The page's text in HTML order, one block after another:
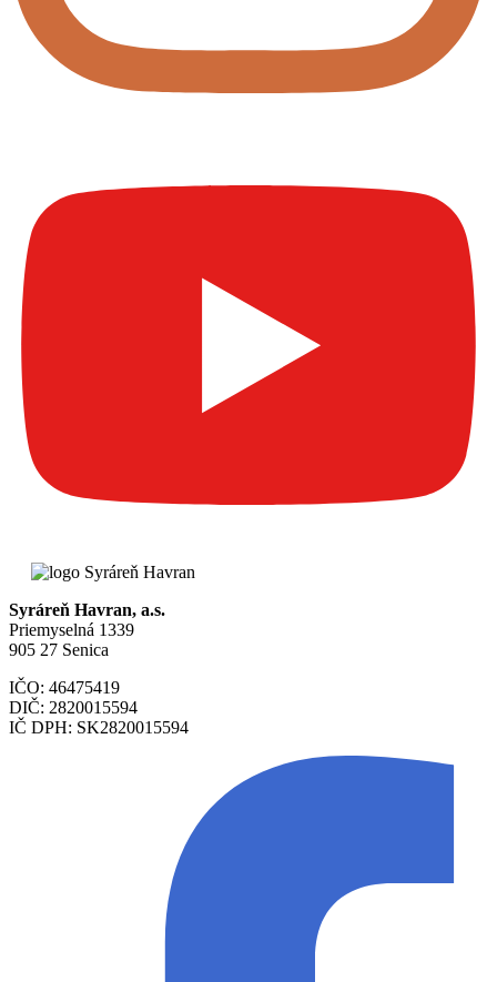
Syráreň Havran, a.s.
Priemyselná 1339
905 27 Senica
IČO: 46475419
DIČ: 2820015594
IČ DPH: SK2820015594